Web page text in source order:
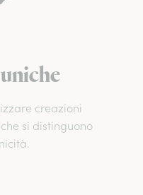
creazioni
si distinguono